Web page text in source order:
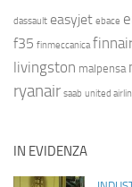
dassault easyjet ebace
f35 finmeccanica
livingston malpensa
ryanair saab united
IN EVIDENZA